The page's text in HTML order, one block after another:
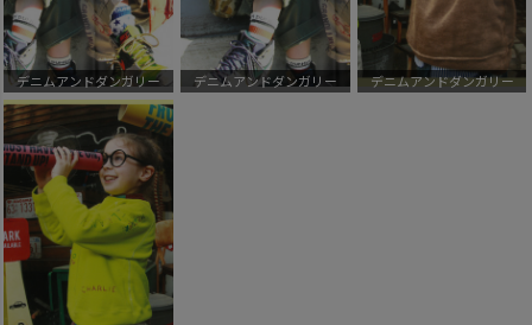
デニムアンドダンガリー デニムアンドダンガリー デニムアンドダンガリー